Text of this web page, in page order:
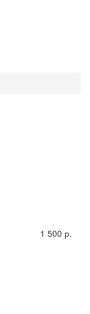
1 500 р.